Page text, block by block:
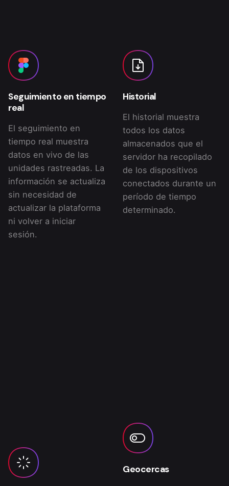
Seguimiento en tiempo
real
El seguimiento en
tiempo real muestra
datos en vivo de las
unidades rastreadas. La
información se actualiza
sin necesidad de
actualizar la plataforma
ni volver a iniciar
sesión.
Historial
El historial muestra
todos los datos
almacenados que el
servidor ha recopilado
de los dispositivos
conectados durante un
período de tiempo
determinado.
Geocercas